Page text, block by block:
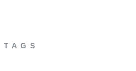
TAGS